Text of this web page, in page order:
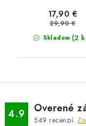
Skladom (2
17,90 €
29,90 €
4.9 Overené
549 recenzií.